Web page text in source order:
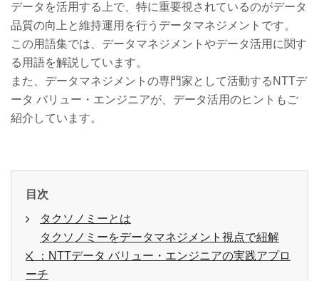
データを活用する上で、特に重要視されているのがデータ
品質の向上と維持運用を行うデータマネジメントです。
この用語集では、データマネジメントやデータ活用に関す
る用語を解説しています。
また、データマネジメントの専門家として活動するNTTデ
ータ バリュー・エンジニアが、データ活用のヒントもご
紹介しています。
目次
タクソノミーとは
タクソノミーをデータマネジメント視点で紐解
く：NTTデータ バリュー・エンジニアの実践アプロ
ーチ